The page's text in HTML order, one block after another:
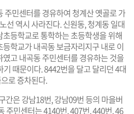
주민센터를 경유하여 청계산 옛골로 가
선 역시 사라진다. 신원동, 청계동 일대
등학교로 통학하는 초등학생을 위해
학교가 내곡동 보금자리지구 내로 이
고 내곡동 주민센터를 경유하는 것을
때문이다. 8442번을 달고 달리던 4대
로 증차된다.
간은 강남18번, 강남09번 등의 마을버
주민센터는 4140번, 407번, 440번, 46